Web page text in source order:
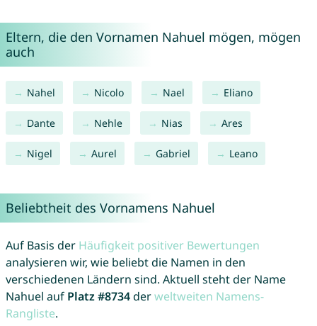
Eltern, die den Vornamen Nahuel mögen, mögen
auch
Nahel Nicolo Nael Eliano
Dante Nehle Nias Ares
Nigel Aurel Gabriel Leano
Beliebtheit des Vornamens Nahuel
Auf Basis der Häufigkeit positiver Bewertungen
analysieren wir, wie beliebt die Namen in den
verschiedenen Ländern sind. Aktuell steht der Name
Nahuel auf Platz #8734derweltweiten Namens-
Rangliste.